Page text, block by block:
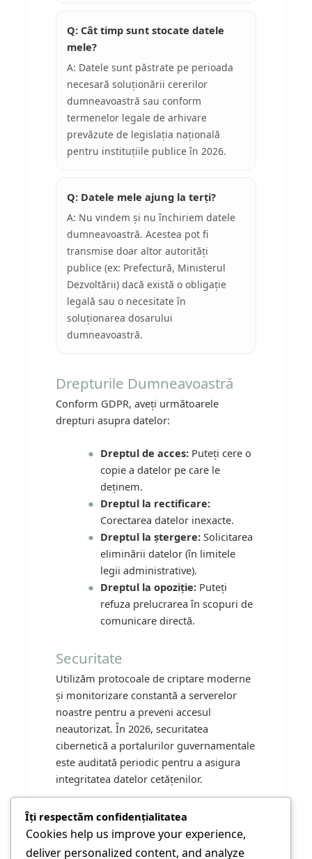
Q: Cât timp sunt stocate datele
mele?
A: Datele sunt păstrate pe perioada
necesară soluționării cererilor
dumneavoastră sau conform
termenelor legale de arhivare
prevăzute de legislația națională
pentru instituțiile publice în 2026.
Q: Datele mele ajung la terți?
A: Nu vindem și nu închiriem datele
dumneavoastră. Acestea pot fi
transmise doar altor autorități
publice (ex: Prefectură, Ministerul
Dezvoltării) dacă există o obligație
legală sau o necesitate în
soluționarea dosarului
dumneavoastră.
Drepturile Dumneavoastră
Conform GDPR, aveți următoarele
drepturi asupra datelor:
Dreptul de acces:Puteți cere o
copie a datelor pe care le
deținem.
Dreptul la rectificare:
Corectarea datelor inexacte.
Dreptul la ștergere:Solicitarea
eliminării datelor (în limitele
legii administrative).
Dreptul la opoziție:Puteți
refuza prelucrarea în scopuri de
comunicare directă.
Securitate
Utilizăm protocoale de criptare moderne
și monitorizare constantă a serverelor
noastre pentru a preveni accesul
neautorizat. În 2026, securitatea
cibernetică a portalurilor guvernamentale
este auditată periodic pentru a asigura
integritatea datelor cetățenilor.
Îți respectăm confidențialitatea
Cookies help us improve your experience,
deliver personalized content, and analyze